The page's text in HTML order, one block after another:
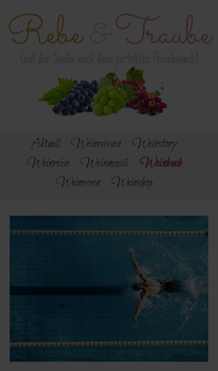
Aktuell Weinwissen
Weinstory
Weinreise
Weinmusik
Weinbuch
Weinessen
Weinshop